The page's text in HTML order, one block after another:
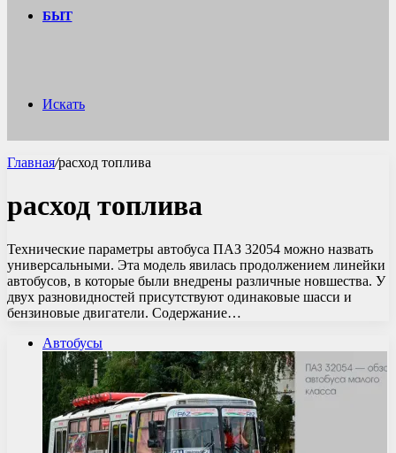
БЫТ
Искать
Главная/расход топлива
расход топлива
Технические параметры автобуса ПАЗ 32054 можно назвать
универсальными. Эта модель явилась продолжением линейки
автобусов, в которые были внедрены различные новшества. У
двух разновидностей присутствуют одинаковые шасси и
бензиновые двигатели. Содержание…
Автобусы